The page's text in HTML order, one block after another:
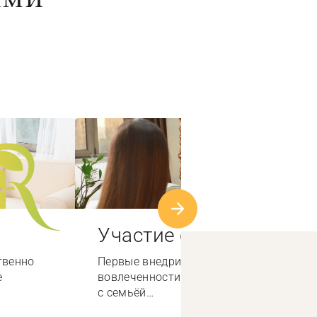
Участие семьи
Первые внедрили систему высокой
вовлеченности специалистов по работе
с семьёй…